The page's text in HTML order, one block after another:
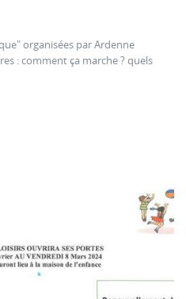
organisées par Ardenne
: comment ça marche ? quels